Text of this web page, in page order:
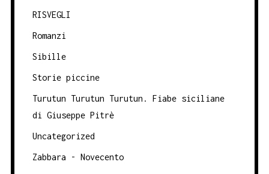
RISVEGLI
Romanzi
Sibille
Storie piccine
Turutun Turutun Turutun. Fiabe siciliane
di Giuseppe Pitrè
Uncategorized
Zabbara - Novecento